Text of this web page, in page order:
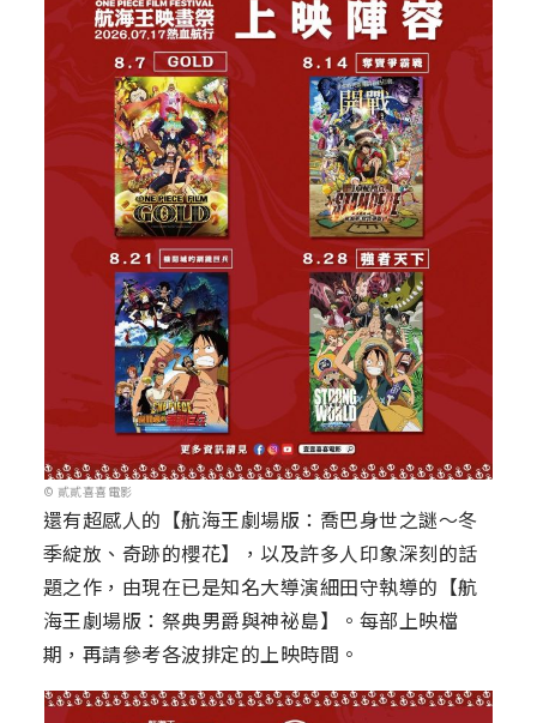
© 貳貳喜喜電影
還有超感人的【航海王劇場版：喬巴身世之謎～冬
季綻放、奇跡的櫻花】，以及許多人印象深刻的話
題之作，由現在已是知名大導演細田守執導的【航
海王劇場版：祭典男爵與神祕島】。每部上映檔
期，再請參考各波排定的上映時間。